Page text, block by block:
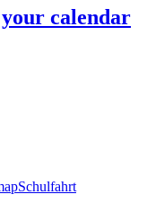
Schulfahrt